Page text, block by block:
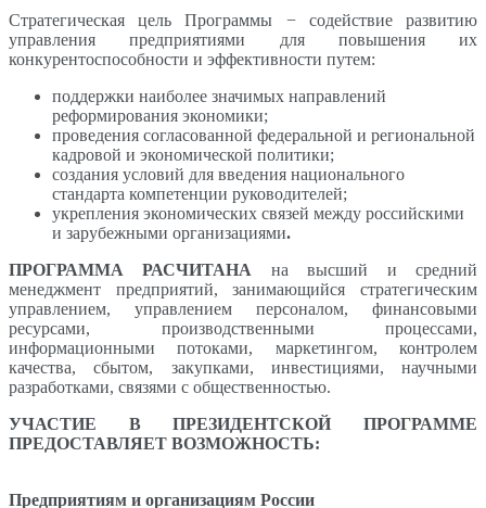
Стратегическая цель Программы − содействие развитию
управления предприятиями для повышения их
конкурентоспособности и эффективности путем:
поддержки наиболее значимых направлений
реформирования экономики;
проведения согласованной федеральной и региональной
кадровой и экономической политики;
создания условий для введения национального
стандарта компетенции руководителей;
укрепления экономических связей между российскими
и зарубежными организациями.
ПРОГРАММА РАСЧИТАНА на высший и средний
менеджмент предприятий, занимающийся стратегическим
управлением, управлением персоналом, финансовыми
ресурсами, производственными процессами,
информационными потоками, маркетингом, контролем
качества, сбытом, закупками, инвестициями, научными
разработками, связями с общественностью.
УЧАСТИЕ В ПРЕЗИДЕНТСКОЙ ПРОГРАММЕ
ПРЕДОСТАВЛЯЕТ ВОЗМОЖНОСТЬ:
Предприятиям и организациям России